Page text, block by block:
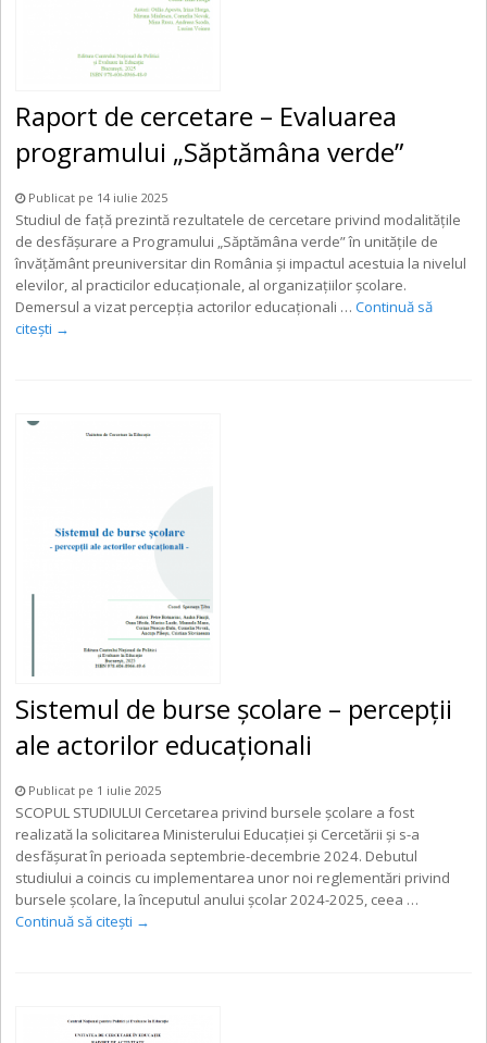
Raport de cercetare – Evaluarea
programului „Săptămâna verde”
Publicat pe 14 iulie 2025
Studiul de față prezintă rezultatele de cercetare privind modalitățile
de desfășurare a Programului „Săptămâna verde” în unitățile de
învățământ preuniversitar din România și impactul acestuia la nivelul
elevilor, al practicilor educaționale, al organizațiilor școlare.
Demersul a vizat percepția actorilor educaționali …Continuă să
citești →
Sistemul de burse școlare – percepții
ale actorilor educaționali
Publicat pe 1 iulie 2025
SCOPUL STUDIULUI Cercetarea privind bursele școlare a fost
realizată la solicitarea Ministerului Educației și Cercetării și s-a
desfășurat în perioada septembrie-decembrie 2024. Debutul
studiului a coincis cu implementarea unor noi reglementări privind
bursele școlare, la începutul anului școlar 2024-2025, ceea …
Continuă să citești →